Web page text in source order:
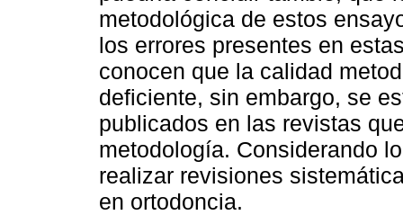
metodológica de estos
los errores presentes en
conocen que la calidad
deficiente, sin embargo, se
publicados en las revistas
metodología. Considerando
realizar revisiones
en ortodoncia.